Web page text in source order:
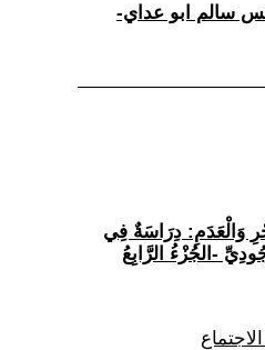
وَالْعَدَمِ: دِرَاسَةٌ فِي
-الجُزْءُ الرَّابِعُ